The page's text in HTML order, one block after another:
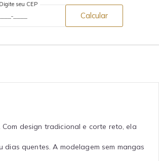
Digite seu CEP
Calcular
design tradicional e corte reto, ela
quentes. A modelagem sem mangas